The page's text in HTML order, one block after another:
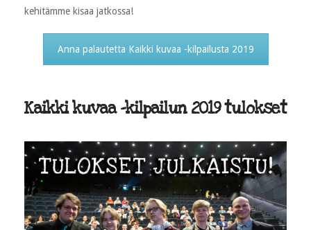
kehitämme kisaa jatkossa!
Anna palautetta Kaikki kuvaa -kilpailusta 2019
Kaikki kuvaa -kilpailun 2019 tulokset